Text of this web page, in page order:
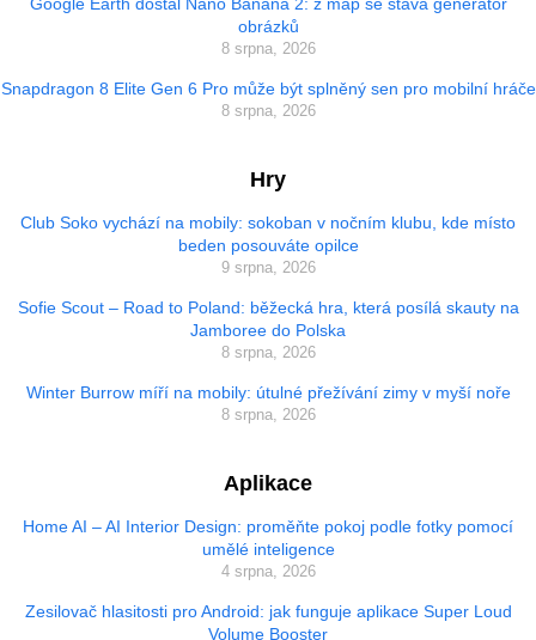
obrázků
8 srpna, 2026
Snapdragon 8 Elite Gen 6 Pro může být splněný sen pro mobilní hráče
8 srpna, 2026
Hry
Club Soko vychází na mobily: sokoban v nočním klubu, kde místo
beden posouváte opilce
9 srpna, 2026
Sofie Scout – Road to Poland: běžecká hra, která posílá skauty na
Jamboree do Polska
8 srpna, 2026
Winter Burrow míří na mobily: útulné přežívání zimy v myší noře
8 srpna, 2026
Aplikace
Home AI – AI Interior Design: proměňte pokoj podle fotky pomocí
umělé inteligence
4 srpna, 2026
Zesilovač hlasitosti pro Android: jak funguje aplikace Super Loud
Volume Booster